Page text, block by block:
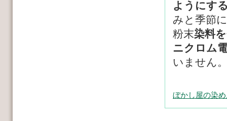
ようにす
みと季節
粉末染料
ニクロム
いません
ぼかし屋の染